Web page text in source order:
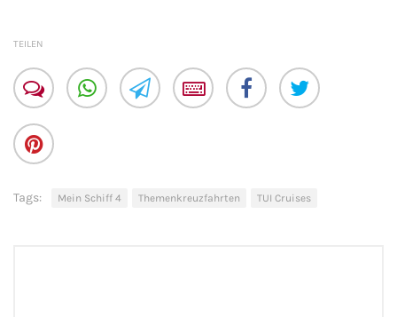
TEILEN
Tags: Mein Schiff 4 Themenkreuzfahrten TUI Cruises